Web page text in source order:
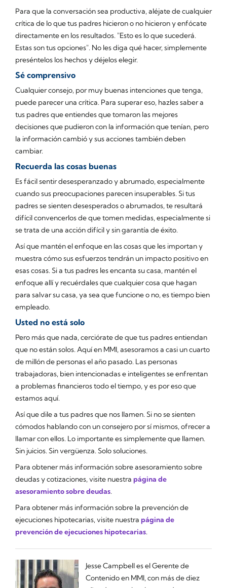
Para que la conversación sea productiva, aléjate de cualquier
crítica de lo que tus padres hicieron o no hicieron y enfócate
directamente en los resultados. "Esto es lo que sucederá.
Estas son tus opciones". No les diga qué hacer, simplemente
preséntelos los hechos y déjelos elegir.
Sé comprensivo
Cualquier consejo, por muy buenas intenciones que tenga,
puede parecer una crítica. Para superar eso, hazles saber a
tus padres que entiendes que tomaron las mejores
decisiones que pudieron con la información que tenían, pero
la información cambió y sus acciones también deben
cambiar.
Recuerda las cosas buenas
Es fácil sentir desesperanzado y abrumado, especialmente
cuando sus preocupaciones parecen insuperables. Si tus
padres se sienten desesperados o abrumados, te resultará
difícil convencerlos de que tomen medidas, especialmente si
se trata de una acción difícil y sin garantía de éxito.
Así que mantén el enfoque en las cosas que les importan y
muestra cómo sus esfuerzos tendrán un impacto positivo en
esas cosas. Si a tus padres les encanta su casa, mantén el
enfoque allí y recuérdales que cualquier cosa que hagan
para salvar su casa, ya sea que funcione o no, es tiempo bien
empleado.
Usted no está solo
Pero más que nada, cerciórate de que tus padres entiendan
que no están solos. Aquí en MMI, asesoramos a casi un cuarto
de millón de personas el año pasado. Las personas
trabajadoras, bien intencionadas e inteligentes se enfrentan
a problemas financieros todo el tiempo, y es por eso que
estamos aquí.
Así que dile a tus padres que nos llamen. Si no se sienten
cómodos hablando con un consejero por sí mismos, ofrecer a
llamar con ellos. Lo importante es simplemente que llamen.
Sin juicios. Sin vergüenza. Solo soluciones.
Para obtener más información sobre asesoramiento sobre
deudas y cotizaciones, visite nuestra página de
asesoramiento sobre deudas.
Para obtener más información sobre la prevención de
ejecuciones hipotecarias, visite nuestra página de
prevención de ejecuciones hipotecarias.
Jesse Campbell es el Gerente de
Contenido en MMI, con más de diez